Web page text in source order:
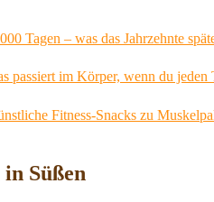
Tagen – was das Jahrzehnte
passiert im Körper, wenn du
Fitness-Snacks zu
Süßen